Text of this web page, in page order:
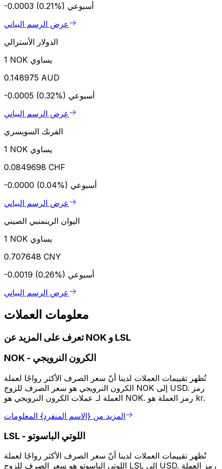
-0.0003 (0.21%) أسبوعي
عرض الرسم البياني
الدولار الأسترالي
1 NOK يساوي
0.148975 AUD
-0.0005 (0.32%) أسبوعي
عرض الرسم البياني
الفرنك السويسري
1 NOK يساوي
0.0849698 CHF
-0.0000 (0.04%) أسبوعي
عرض الرسم البياني
اليوان الرينمنبي الصيني
1 NOK يساوي
0.707648 CNY
-0.0019 (0.26%) أسبوعي
عرض الرسم البياني
معلومات العملات
تعرف على المزيد عن NOK و LSL
NOK - الكرون النرويجي
تُظهر تقييمات العملات لدينا أنّ سعر الصرف الأكثر رواجًا لعملة
الكرون النرويجي هو سعر الصرف للزوج NOK إلى USD. رمز
العملة لـ عملات الكرون النرويجي هو NOK. رمز العملة هو kr.
المزيد من {الاسم المنفرد} المعلومات
LSL - اللوتي الباسوتو
تُظهر تقييمات العملات لدينا أنّ سعر الصرف الأكثر رواجًا لعملة
اللوتي الباسوتو هو سعر الصرف للزوج LSL إلى USD. رمز العملة